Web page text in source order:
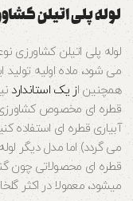
لوله پلی اتیلن
لوله پلی اتیلن کشاورزی
می شود، ماده اولیه تولید
همچنین از یک استاندارد
قطره ای مخصوص کشاورزی
آبیاری قطره ای استفاده
می گردد) اما مدل دیگر لوله
قطره ای محصولاتی چون
میشود، معمولا در اکثر